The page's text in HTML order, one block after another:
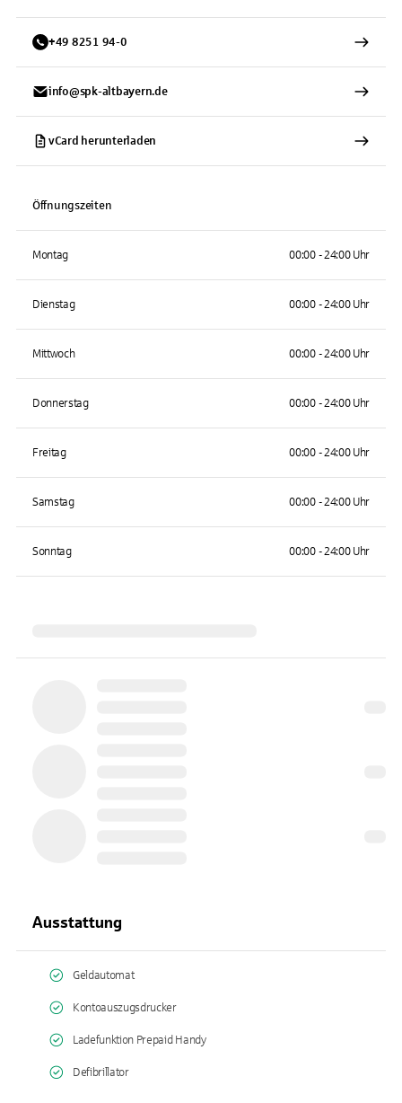
+49 8251 94-0
info@spk-altbayern.de
vCard herunterladen
Öffnungszeiten
Montag 00:00 - 24:00 Uhr
Dienstag 00:00 - 24:00 Uhr
Mittwoch 00:00 - 24:00 Uhr
Donnerstag 00:00 - 24:00 Uhr
Freitag 00:00 - 24:00 Uhr
Samstag 00:00 - 24:00 Uhr
Sonntag 00:00 - 24:00 Uhr
Ausstattung
Geldautomat
Kontoauszugsdrucker
Ladefunktion Prepaid Handy
Defibrillator